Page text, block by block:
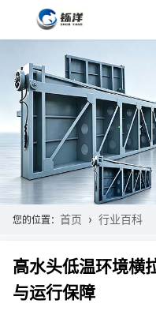
您的位置： 首页 行业百科
高水头低温环境横
与运行保障